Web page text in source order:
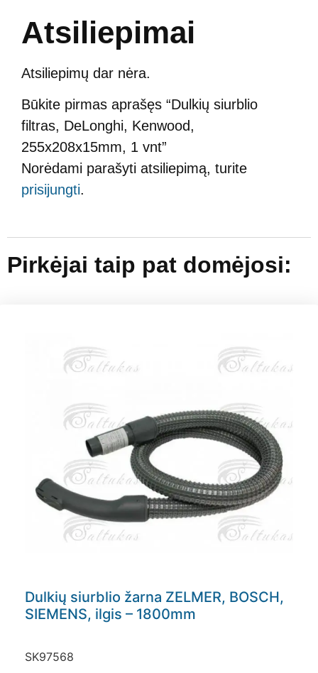
Atsiliepimai
Atsiliepimų dar nėra.
Būkite pirmas aprašęs “Dulkių siurblio
filtras, DeLonghi, Kenwood,
255x208x15mm, 1 vnt”
Norėdami parašyti atsiliepimą, turite
prisijungti.
Pirkėjai taip pat domėjosi:
Dulkių siurblio žarna ZELMER, BOSCH,
SIEMENS, ilgis – 1800mm
SK97568